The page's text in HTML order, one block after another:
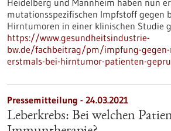
Heidelberg und Mannheim haben nun
mutationsspezifischen Impfstoff gegen
Hirntumoren in einer klinischen Studie
https://www.gesundheitsindustrie-
bw.de/fachbeitrag/pm/impfung-
erstmals-bei-hirntumor-patienten-
Pressemitteilung - 24.03.2021
Leberkrebs: Bei welchen